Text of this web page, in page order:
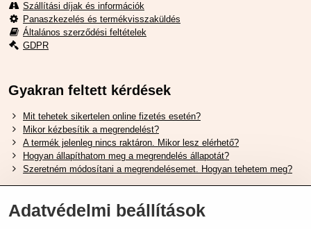
Szállítási díjak és információk
Panaszkezelés és termékvisszaküldés
Általános szerződési feltételek
GDPR
Gyakran feltett kérdések
Mit tehetek sikertelen online fizetés esetén?
Mikor kézbesítik a megrendelést?
A termék jelenleg nincs raktáron. Mikor lesz elérhető?
Hogyan állapíthatom meg a megrendelés állapotát?
Szeretném módosítani a megrendelésemet. Hogyan tehetem meg?
Hasznos Linkek
Adatvédelmi beállítások